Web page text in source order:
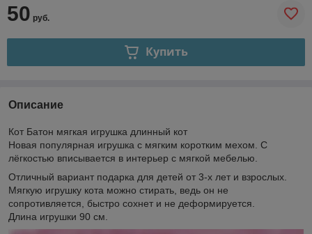
50 руб.
Купить
Описание
Кот Батон мягкая игрушка длинный кот
Новая популярная игрушка с мягким коротким мехом. С
лёгкостью вписывается в интерьер с мягкой мебелью.
Отличный вариант подарка для детей от 3-х лет и взрослых.
Мягкую игрушку кота можно стирать, ведь он не
сопротивляется, быстро сохнет и не деформируется.
Длина игрушки 90 см.